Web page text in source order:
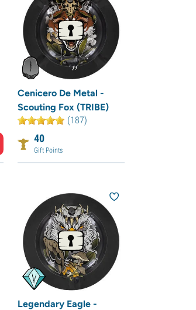
Cenicero De Metal -
Scouting Fox (TRIBE)
(187)
40
Gift Points
Legendary Eagle -